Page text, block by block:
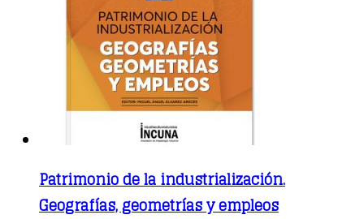
be
chosen
on
the
product
page
Patrimonio de la industrialización.
Geografías, geometrías y empleos